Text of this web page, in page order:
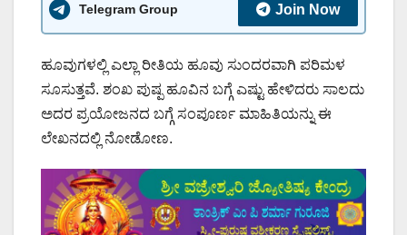
Telegram Group Join Now
ಹೂವುಗಳಲ್ಲಿ ಎಲ್ಲಾ ರೀತಿಯ ಹೂವು ಸುಂದರವಾಗಿ ಪರಿಮಳ
ಸೂಸುತ್ತವೆ. ಶಂಖ ಪುಷ್ಪ ಹೂವಿನ ಬಗ್ಗೆ ಎಷ್ಟು ಹೇಳಿದರು ಸಾಲದು
ಅದರ ಪ್ರಯೋಜನದ ಬಗ್ಗೆ ಸಂಪೂರ್ಣ ಮಾಹಿತಿಯನ್ನು ಈ
ಲೇಖನದಲ್ಲಿ ನೋಡೋಣ.